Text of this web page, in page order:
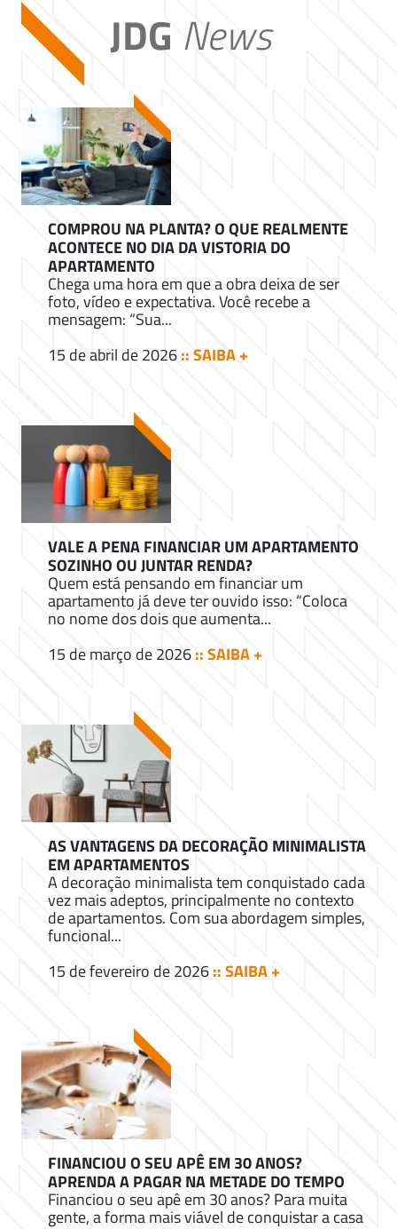
JDG News
COMPROU NA PLANTA? O QUE REALMENTE
ACONTECE NO DIA DA VISTORIA DO
APARTAMENTO
Chega uma hora em que a obra deixa de ser
foto, vídeo e expectativa. Você recebe a
mensagem: “Sua...
15 de abril de 2026:: SAIBA +
VALE A PENA FINANCIAR UM APARTAMENTO
SOZINHO OU JUNTAR RENDA?
Quem está pensando em financiar um
apartamento já deve ter ouvido isso: “Coloca
no nome dos dois que aumenta...
15 de março de 2026:: SAIBA +
AS VANTAGENS DA DECORAÇÃO MINIMALISTA
EM APARTAMENTOS
A decoração minimalista tem conquistado cada
vez mais adeptos, principalmente no contexto
de apartamentos. Com sua abordagem simples,
funcional...
15 de fevereiro de 2026:: SAIBA +
FINANCIOU O SEU APÊ EM 30 ANOS?
APRENDA A PAGAR NA METADE DO TEMPO
Financiou o seu apê em 30 anos? Para muita
gente, a forma mais viável de conquistar a casa